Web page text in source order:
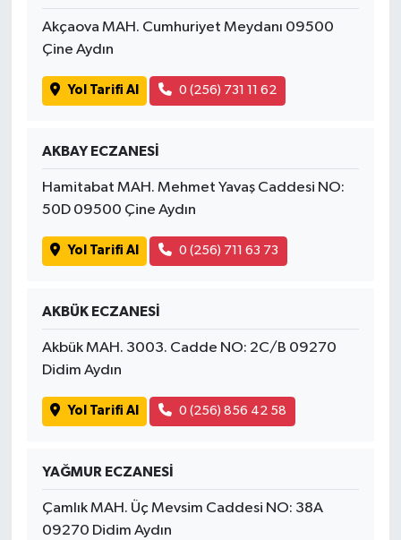
Akçaova MAH. Cumhuriyet Meydanı 09500
Çine Aydın
Yol Tarifi Al 0 (256) 731 11 62
AKBAY ECZANESİ
Hamitabat MAH. Mehmet Yavaş Caddesi NO:
50D 09500 Çine Aydın
Yol Tarifi Al 0 (256) 711 63 73
AKBÜK ECZANESİ
Akbük MAH. 3003. Cadde NO: 2C/B 09270
Didim Aydın
Yol Tarifi Al 0 (256) 856 42 58
YAĞMUR ECZANESİ
Çamlık MAH. Üç Mevsim Caddesi NO: 38A
09270 Didim Aydın